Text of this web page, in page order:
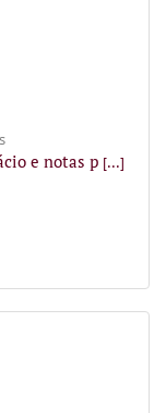
e notas p [...]